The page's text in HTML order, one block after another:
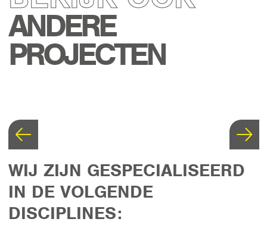
ANDERE
PROJECTEN
WIJ ZIJN GESPECIALISEERD
IN DE VOLGENDE
DISCIPLINES: